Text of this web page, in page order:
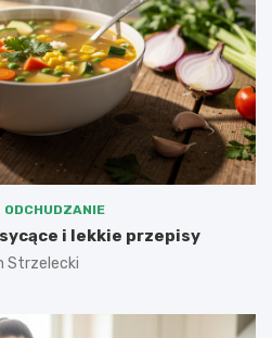
ODCHUDZANIE
i lekkie przepisy
Strzelecki